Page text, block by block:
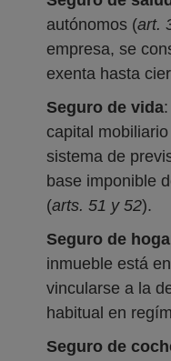
autónomos (art.
empresa, se
exenta hasta
Seguro de vida
capital
sistema de
base imponible
(arts. 51 y 52).
Seguro de
inmueble está
vincularse a la
habitual en
Seguro de